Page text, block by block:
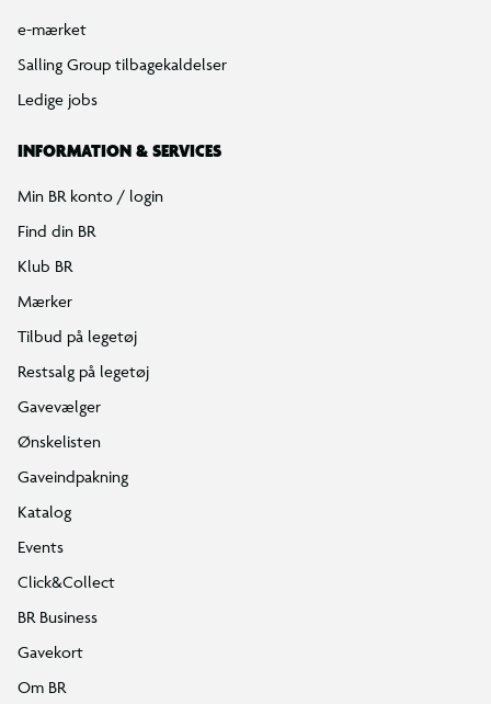
e-mærket
Salling Group tilbagekaldelser
Ledige jobs
INFORMATION & SERVICES
Min BR konto / login
Find din BR
Klub BR
Mærker
Tilbud på legetøj
Restsalg på legetøj
Gavevælger
Ønskelisten
Gaveindpakning
Katalog
Events
Click&Collect
BR Business
Gavekort
Om BR